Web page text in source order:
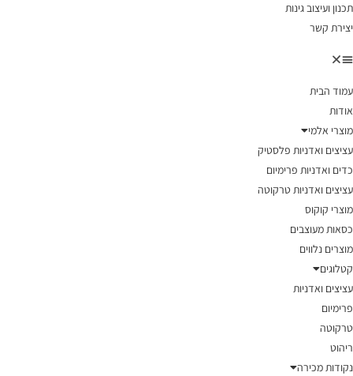
תכנון ועיצוב גינות
יצירת קשר
עמוד הבית
אודות
מוצרי אלמי
עציצים ואדניות פלסטיק
כדים ואדניות פרימיום
עציצים ואדניות טרקוטה
מוצרי קוקוס
כסאות מעוצבים
מוצרים נלווים
קטלוגים
עציצים ואדניות
פרימיום
טרקוטה
ריהוט
נקודות מכירה